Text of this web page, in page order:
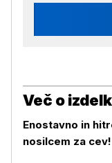
Več o
Enostavno in
nosilcem za cev!